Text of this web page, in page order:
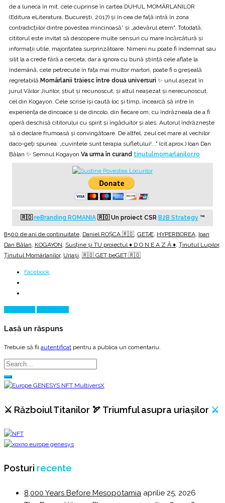
de a luneca în mit, cele cuprinse în cartea DUHUL MOMÂRLANILOR
(Editura eLiteratura, Bucureşti, 2017) şi în cea de față intră în zona
contradicţiilor dintre povestea mincinoasă” şi „adevărul etern". Totodată,
cititorul este invitat să descopere multe sensuri cu mare încărcătură și
informații utile, majoritatea surprinzătoare. Nimeni nu poate fi îndemnat sau
silit la a crede fără a cerceta; dar a ignora cu bună ştiinţă cele aflate la
îndemână, cele petrecute în fața mai multor martori, poate fi o greşeală
regretabilă. Momârlanii trăiesc între două universuri ✨ unul aşezat în
jurul Văilor Jiurilor, ştiut şi recunoscut, şi altul neaşezat şi nerecunoscut,
cel din Kogayon. Cele scrise îşi caută loc şi timp, încearcă să intre în
experiența de dincoace şi de dincolo, din fiecare om, cu îndrăzneala de a fi
operă deschisă cititorului cu spirit şi îngăduitor şi ales. Autorul îndrăzneşte
să o declare frumoasă şi convingătoare. De altfel, zeul cel mare al vechilor
daco-geți spunea: „cuvintele sunt terapia sufletului!..." (cit.aprox.) Ioan Dan
Bălan ✨ Semnul Kogayon. Va urma în curand tinutulmomarlanilor.ro
🇷🇴reBranding ROMANIA🇷🇴Un proiect CSR B2B Strategy™
8500 de ani de continuitate Daniel ROȘCA 🇷🇴 GETÆ HYPERBOREA Ioan
Dan Bălan KOGAYON Susține și TU proiectul ♦ D O N E A Z Ă ♦ Ținutul Lupilor,
Ținutul Momârlanilor, Uriași 🇷🇴 GET beGET 🇷🇴
Facebook
Lasă un răspuns
Trebuie să fii autentificat pentru a publica un comentariu.
⚔️ Războiul Titanilor 🏹 Triumful asupra uriașilor ⚔️
Posturi recente
8,000 Years Before Mesopotamia aprilie 25, 2026